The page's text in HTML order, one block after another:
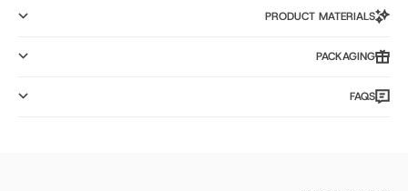
PRODUCT MATERIALS
PACKAGING
FAQS